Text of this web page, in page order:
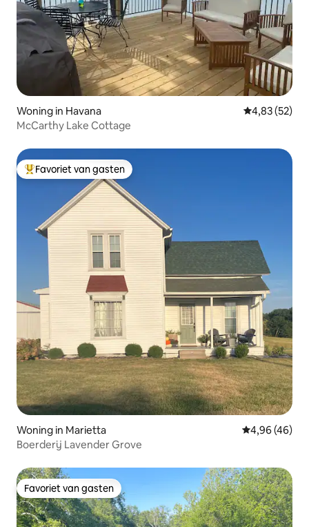
Woning in Havana Gemiddelde
4,83 (52)
McCarthy Lake Cottage
Topfavoriet van gasten
Favoriet van gasten
Woning in Marietta Gemiddelde
4,96 (46)
Boerderij Lavender Grove
Favoriet van gasten
Favoriet van gasten